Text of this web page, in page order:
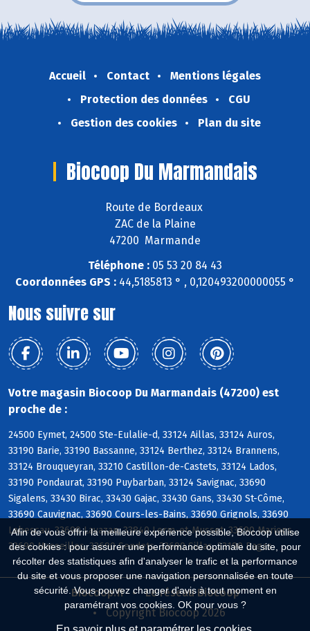
Afin de vous offrir la meilleure expérience possible, Biocoop utilise
des cookies : pour assurer une performance optimale du site, pour
récolter des statistiques afin d'analyser le trafic et la performance
du site et vous proposer une navigation personnalisée en toute
sécurité. Vous pouvez changer d'avis à tout moment en
paramétrant vos cookies. OK pour vous ?
Accueil Contact
Mentions légales
Protection des données
CGU
Gestion des cookies
Plan du site
Biocoop Du Marmandais
Route de Bordeaux
ZAC de la Plaine
47200 Marmande
Téléphone : 05 53 20 84 43
Coordonnées GPS : 44,5185813 ° , 0,120493200000055 °
Nous suivre sur
Votre magasin Biocoop Du Marmandais (47200) est
proche de :
24500 Eymet, 24500 Ste-Eulalie-d, 33124 Aillas, 33124 Auros,
33190 Barie, 33190 Bassanne, 33124 Berthez, 33124 Brannens,
33124 Brouqueyran, 33210 Castillon-de-Castets, 33124 Lados,
33190 Pondaurat, 33190 Puybarban, 33124 Savignac, 33690
Sigalens, 33430 Birac, 33430 Gajac, 33430 Gans, 33430 St-Côme,
33690 Cauvignac, 33690 Cours-les-Bains, 33690 Grignols, 33690
Labescau, 33690 Lavazan, 33840 Lerm-et-Musset, 33690 Marions,
33690 Masseilles, 33690 Sendets, 33690 Sillas, 33190 Bagas
Biocoop.fr
Le réseau Biocoop
Copyright Biocoop 2026